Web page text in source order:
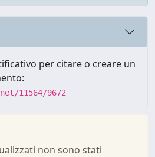
per citare o creare un
11564/9672
non sono stati